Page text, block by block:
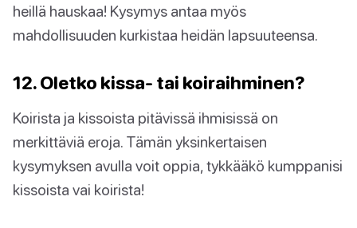
heillä hauskaa! Kysymys antaa myös
mahdollisuuden kurkistaa heidän lapsuuteensa.
12. Oletko kissa- tai koiraihminen?
Koirista ja kissoista pitävissä ihmisissä on
merkittäviä eroja. Tämän yksinkertaisen
kysymyksen avulla voit oppia, tykkääkö kumppanisi
kissoista vai koirista!